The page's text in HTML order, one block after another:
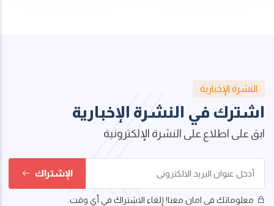
النشرة الإخبارية
اشترك في النشرة الإخبارية
ابق على اطلاع على النشرة الإلكترونية
الإشتراك
معلوماتك فى امان معنا! إلغاء الاشتراك في أي وقت.